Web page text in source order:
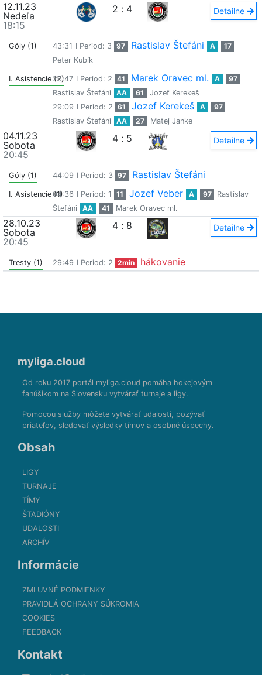
12.11.23
Nedeľa
18:15
2 : 4 Detailne
Góly (1) 43:31 I Period: 3 97 Rastislav Štefáni A
17
Peter Kubík
I. Asistencie (2)26:47 I Period: 2 41 Marek Oravec ml. A
97
Rastislav Štefáni
AA 61
Jozef Kerekeš
29:09 I Period: 2 61 Jozef Kerekeš A
97
Rastislav Štefáni
AA 27 Matej Janke
04.11.23
Sobota
20:45
4 : 5 Detailne
Góly (1) 44:09 I Period: 3 97 Rastislav Štefáni
I. Asistencie (1)04:36 I Period: 1 11 Jozef Veber A 97
Rastislav
Štefáni
AA 41 Marek Oravec ml.
28.10.23
Sobota
20:45
4 : 8 Detailne
Tresty (1) 29:49 I Period: 2 2min hákovanie
myliga.cloud
Od roku 2017 portál myliga.cloud pomáha hokejovým
fanúšikom na Slovensku vytvárať turnaje a ligy.
Pomocou služby môžete vytvárať udalosti, pozývať
priateľov, sledovať výsledky tímov a osobné úspechy.
Obsah
LIGY
TURNAJE
TÍMY
ŠTADIÓNY
UDALOSTI
ARCHÍV
Informácie
ZMLUVNÉ PODMIENKY
PRAVIDLÁ OCHRANY SÚKROMIA
COOKIES
FEEDBACK
Kontakt